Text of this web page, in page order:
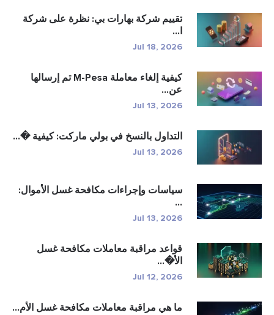
تقييم شركة بهارات بي: نظرة على شركة
Jul 18, 2026
كيفية إلغاء معاملة M-Pesa تم إرسالها
عن...
Jul 13, 2026
التداول بالنسخ في بولي ماركت: كيفية �...
Jul 13, 2026
سياسات وإجراءات مكافحة غسل الأموال:
Jul 13, 2026
قواعد مراقبة معاملات مكافحة غسل
الأ�...
Jul 12, 2026
ما هي مراقبة معاملات مكافحة غسل الأم...